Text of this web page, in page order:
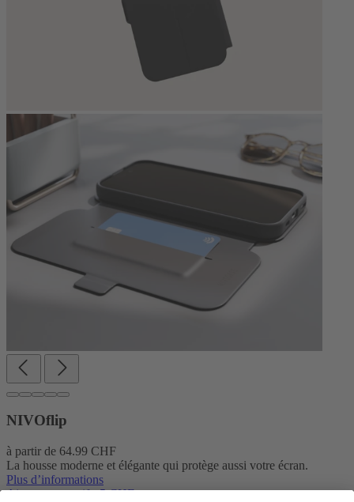
NIVOflip
à partir de 64.99 CHF
La housse moderne et élégante qui protège aussi votre écran.
Plus d’informations
Ajouter un motif +5 CHF